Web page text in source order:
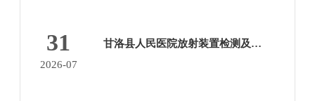
31
2026-07
甘洛县人民医院放射装置检测及职业病危害预控评服务项目公开比选项目中标公告